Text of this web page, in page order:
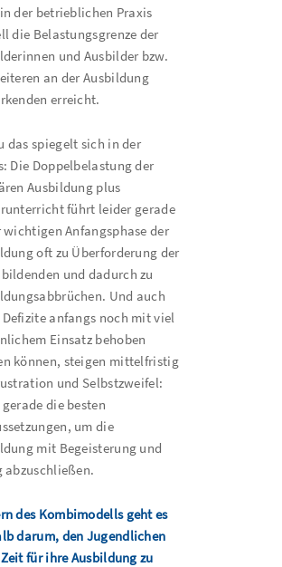
der betrieblichen Praxis
die Belastungsgrenze der
und Ausbilder bzw.
an der Ausbildung
erreicht.
das spiegelt sich in der
Die Doppelbelastung der
Ausbildung plus
führt leider gerade
wichtigen Anfangsphase der
oft zu Überforderung der
und dadurch zu
Und auch
anfangs noch mit viel
Einsatz behoben
können, steigen mittelfristig
und Selbstzweifel:
die besten
um die
mit Begeisterung und
abzuschließen.
des Kombimodells geht es
darum, den Jugendlichen
für ihre Ausbildung zu